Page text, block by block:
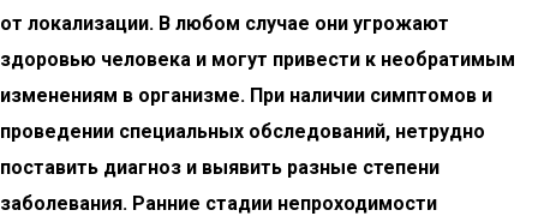
от локализации. В любом случае они угрожают
здоровью человека и могут привести к необратимым
изменениям в организме. При наличии симптомов и
проведении специальных обследований, нетрудно
поставить диагноз и выявить разные степени
заболевания. Ранние стадии непроходимости